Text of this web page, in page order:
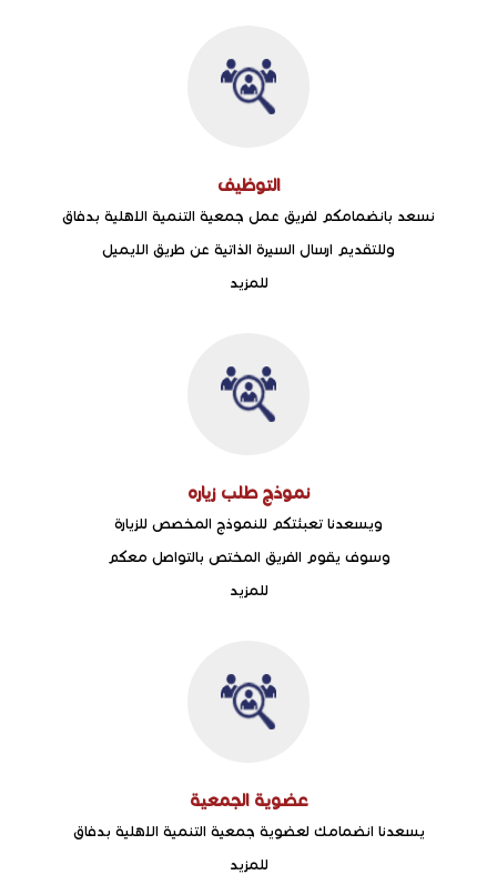
التوظيف
نسعد بانضمامكم لفريق عمل جمعية التنمية الاهلية بدفاق
وللتقديم ارسال السيرة الذاتية عن طريق الايميل
للمزيد
نموذج طلب زياره
ويسعدنا تعبئتكم للنموذج المخصص للزيارة
وسوف يقوم الفريق المختص بالتواصل معكم
للمزيد
عضوية الجمعية
يسعدنا انضمامك لعضوية جمعية التنمية الاهلية بدفاق
للمزيد